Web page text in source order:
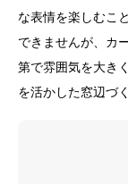
な表情を楽しむこ
できませんが、カ
第で雰囲気を大き
を活かした窓辺づ